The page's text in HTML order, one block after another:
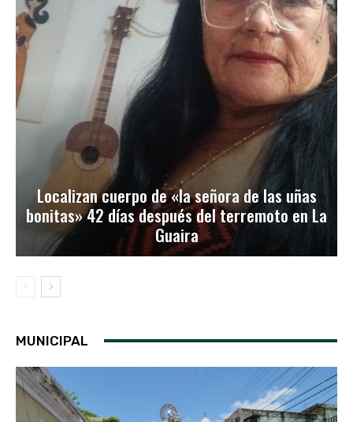
Localizan cuerpo de «la señora de las uñas
bonitas» 42 días después del terremoto en La
Guaira
MUNICIPAL